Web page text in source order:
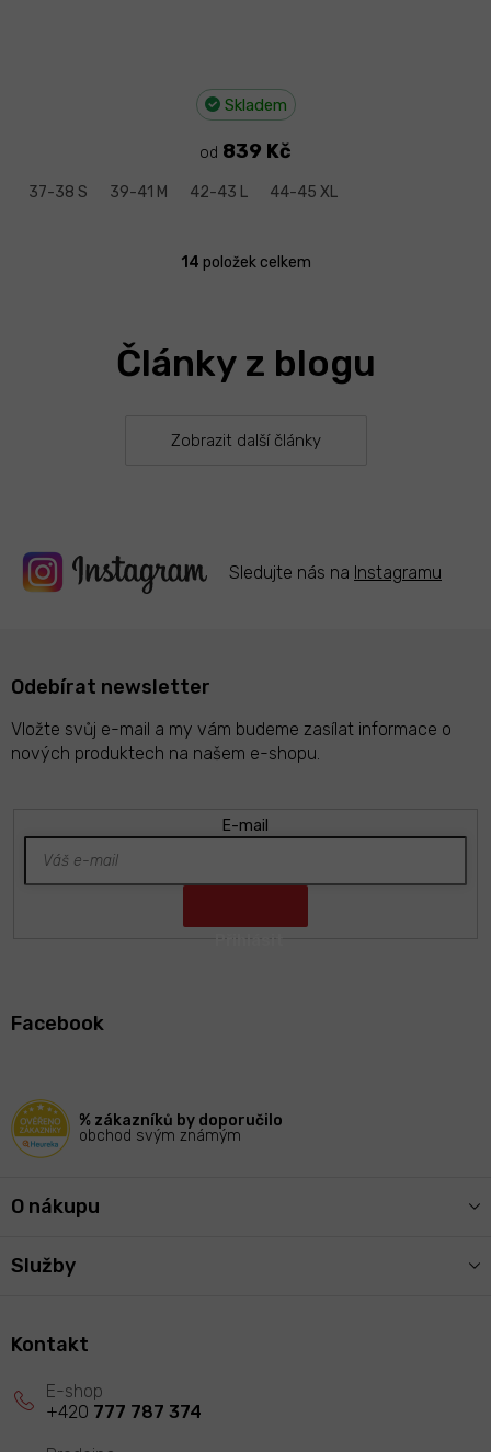
Skladem
od 839 Kč
37-38 S 39-41 M 42-43 L 44-45 XL
O
d
a
p
p
14 položek celkem
Články z blogu
Zobrazit další články
Sledujte nás na Instagramu
Odebírat newsletter
Vložte svůj e-mail a my vám budeme zasílat informace o
nových produktech na našem e-shopu.
E-mail
Facebook
% zákazníků by doporučilo
obchod svým známým
O nákupu
Služby
Kontakt
+420 777 787 374